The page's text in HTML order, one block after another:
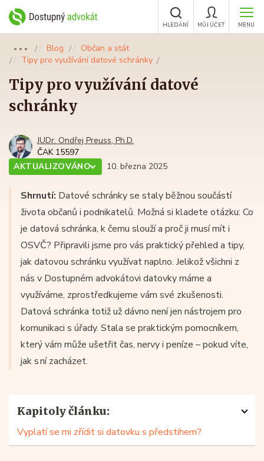
MENU
MŮJ ÚČET
HLEDÁNÍ
●●● Blog
Občan a stát
Tipy pro využívání datové schránky
Tipy pro využívání datové
schránky
JUDr. Ondřej Preuss, Ph.D.
ČAK 15597
AKTUALIZOVÁNO
10. března 2025
Shrnutí: Datové schránky se staly běžnou součástí
života občanů i podnikatelů. Možná si kladete otázku: Co
je datová schránka, k čemu slouží a proč ji musí mít i
OSVČ? Připravili jsme pro vás praktický přehled a tipy,
jak datovou schránku využívat naplno. Jelikož všichni z
nás v Dostupném advokátovi datovky máme a
využíváme, zprostředkujeme vám své zkušenosti.
Datová schránka totiž už dávno není jen nástrojem pro
komunikaci s úřady. Stala se praktickým pomocníkem,
který vám může ušetřit čas, nervy i peníze – pokud víte,
jak s ní zacházet.
Kapitoly článku:
Vyplatí se mi zřídit si datovku s předstihem?